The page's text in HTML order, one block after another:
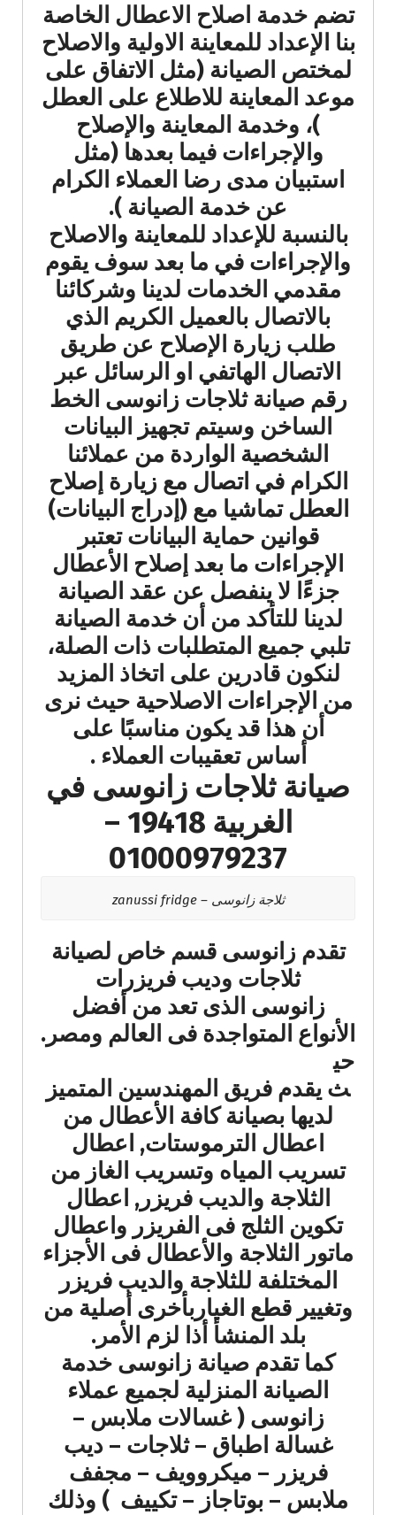
تضم خدمة اصلاح الاعطال الخاصة
بنا الإعداد للمعاينة الاولية والاصلاح
لمختص الصيانة (مثل الاتفاق على
موعد المعاينة للاطلاع على العطل
)، وخدمة المعاينة والإصلاح
والإجراءات فيما بعدها (مثل
استبيان مدى رضا العملاء الكرام
عن خدمة الصيانة ).
بالنسبة للإعداد للمعاينة والاصلاح
والإجراءات في ما بعد سوف يقوم
مقدمي الخدمات لدينا وشركائنا
بالاتصال بالعميل الكريم الذي
طلب زيارة الإصلاح عن طريق
الاتصال الهاتفي او الرسائل عبر
رقم صيانة ثلاجات زانوسى الخط
الساخن وسيتم تجهيز البيانات
الشخصية الواردة من عملائنا
الكرام في اتصال مع زيارة إصلاح
العطل تماشيا مع (إدراج البيانات)
قوانين حماية البيانات تعتبر
الإجراءات ما بعد إصلاح الأعطال
جزءًا لا ينفصل عن عقد الصيانة
لدينا للتأكد من أن خدمة الصيانة
تلبي جميع المتطلبات ذات الصلة،
لنكون قادرين على اتخاذ المزيد
من الإجراءات الاصلاحية حيث نرى
أن هذا قد يكون مناسبًا على
أساس تعقيبات العملاء​ .
صيانة ثلاجات زانوسى في
الغربية 19418 –
01000979237
ثلاجة زانوسى – zanussi fridge
تقدم زانوسى قسم خاص لصيانة
ثلاجات وديب فريزرات
زانوسى الذى تعد من أفضل
الأنواع المتواجدة فى العالم ومصر.
حي
ث يقدم فريق المهندسين المتميز
لديها بصيانة كافة الأعطال من
اعطال الترموستات, اعطال
تسريب المياه وتسريب الغاز من
الثلاجة والديب فريزر, اعطال
تكوين الثلج فى الفريزر واعطال
ماتور الثلاجة والأعطال فى الأجزاء
المختلفة للثلاجة والديب فريزر
وتغيير قطع الغياربأخرى أصلية من
بلد المنشأ أذا لزم الأمر.
كما تقدم صيانة زانوسى خدمة
الصيانة المنزلية لجميع عملاء
زانوسى ( غسالات ملابس –
غسالة اطباق – ثلاجات – ديب
فريزر – ميكروويف – مجفف
ملابس – بوتاجاز – تكييف ) وذلك